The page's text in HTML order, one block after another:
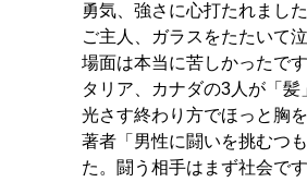
勇気、強さに心打たれまし
ご主人、ガラスをたたいて
場面は本当に苦しかったで
タリア、カナダの3人が「髪
光さす終わり方でほっと胸
著者「男性に闘いを挑むつ
た。闘う相手はまず社会です